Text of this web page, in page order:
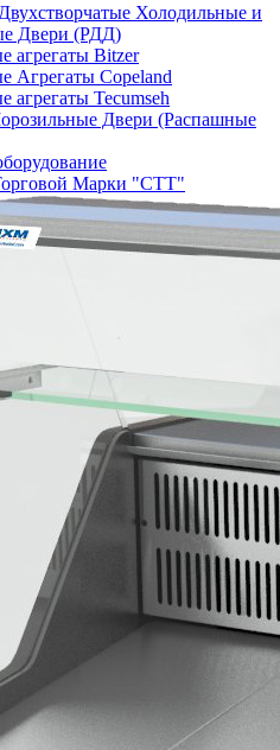
Холодильные и
Двери (РДД)
агрегаты Bitzer
Агрегаты Copeland
агрегаты Tecumseh
Двери (Распашные
Марки "СТТ"